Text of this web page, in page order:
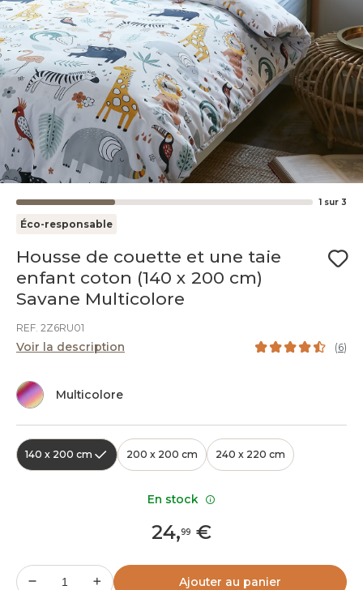
1 sur 3
Éco-responsable
Housse de couette et une taie
enfant coton (140 x 200 cm)
Savane Multicolore
REF. 2Z6RU01
Voir la description (6)
Multicolore
140 x 200 cm 200 x 200 cm 240 x 220 cm
24,99 €
Ajouter au panier